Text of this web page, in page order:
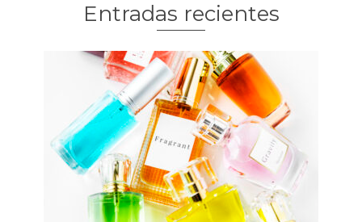
Entradas recientes